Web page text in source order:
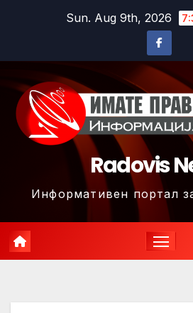
Sun. Aug 9th, 2026
Radovis
Информативен портал